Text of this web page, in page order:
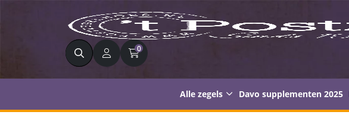
Zoeken 0
Alle zegels Davo supplementen 2025